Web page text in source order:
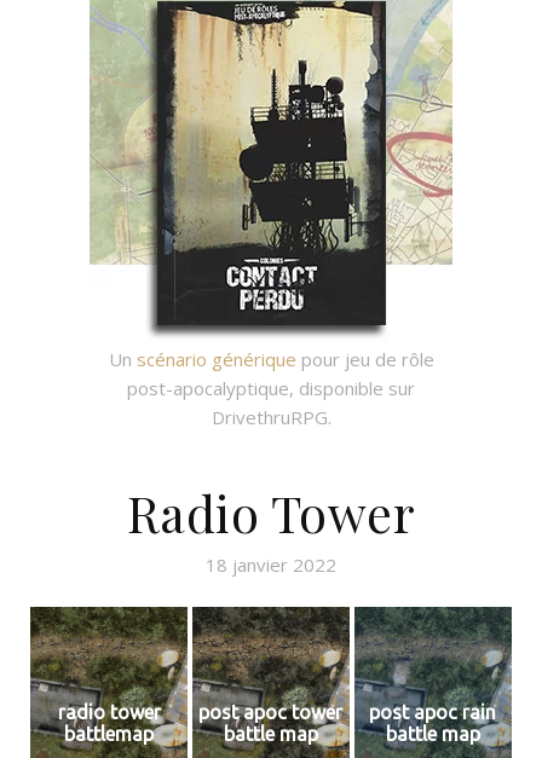
Un scénario générique pour jeu de rôle
post-apocalyptique, disponible sur
DrivethruRPG.
Radio Tower
18 janvier 2022
radio tower
battlemap
post apoc tower
battle map
post apoc rain
battle map